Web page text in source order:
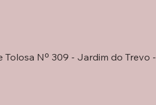
Tolosa Nº 309 - Jardim do Trevo -